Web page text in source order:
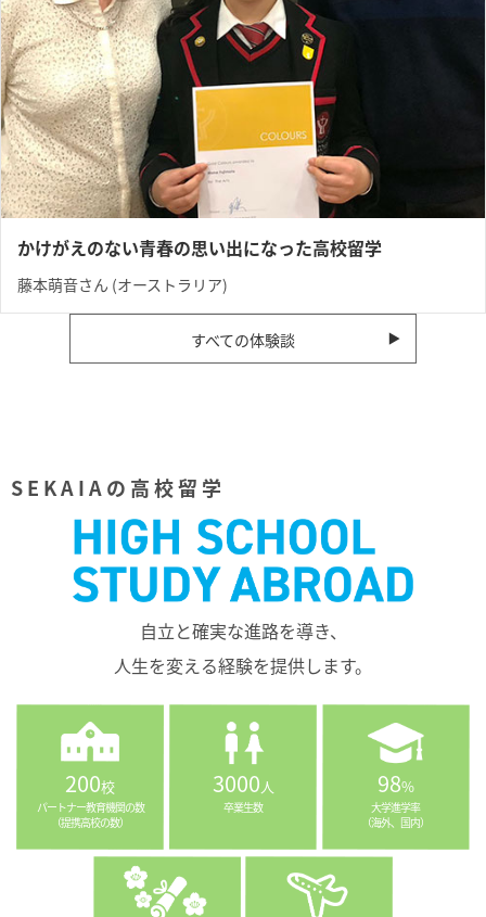
かけがえのない青春の思い出になった高校留学
藤本萌音さん (オーストラリア)
すべての体験談
SEKAIAの高校留学
自立と確実な進路を導き、
人生を変える経験を提供します。
200校
パートナー教育機関の数
（提携高校の数）
3000人
卒業生数
98%
大学進学率
（海外、国内）